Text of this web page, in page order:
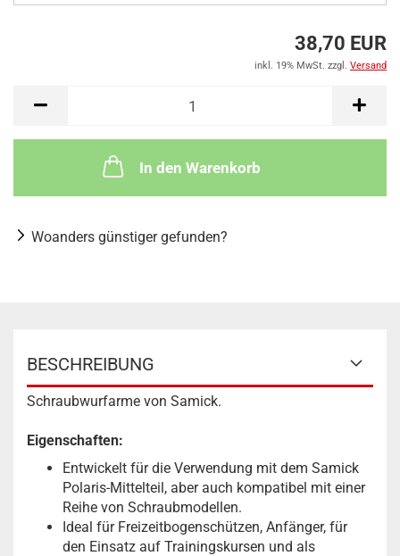
38,70 EUR
inkl. 19% MwSt. zzgl. Versand
In den Warenkorb
Woanders günstiger gefunden?
BESCHREIBUNG
Schraubwurfarme von Samick.
Eigenschaften:
Entwickelt für die Verwendung mit dem Samick
Polaris-Mittelteil, aber auch kompatibel mit einer
Reihe von Schraubmodellen.
Ideal für Freizeitbogenschützen, Anfänger, für
den Einsatz auf Trainingskursen und als